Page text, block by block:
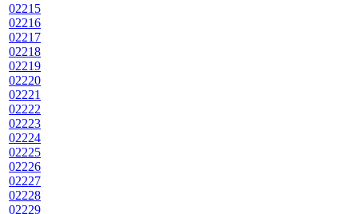
02215
02216
02217
02218
02219
02220
02221
02222
02223
02224
02225
02226
02227
02228
02229